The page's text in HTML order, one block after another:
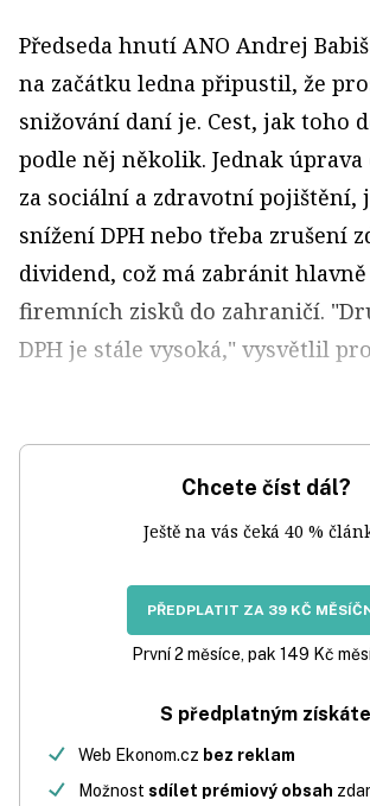
Předseda hnutí ANO Andrej
na začátku ledna připustil, že
snižování daní je. Cest, jak toho
podle něj několik. Jednak úprava
za sociální a zdravotní pojištění,
snížení DPH nebo třeba zrušení
dividend, což má zabránit
firemních zisků do zahraničí.
DPH je stále vysoká," vysvětlil
Chcete číst dál?
Ještě na vás čeká 40 %
PŘEDPLATIT ZA 39 KČ
První 2 měsíce, pak 149 Kč
S předplatným získáte
Web Ekonom.cz bez reklam
Možnost sdílet prémiový obsah